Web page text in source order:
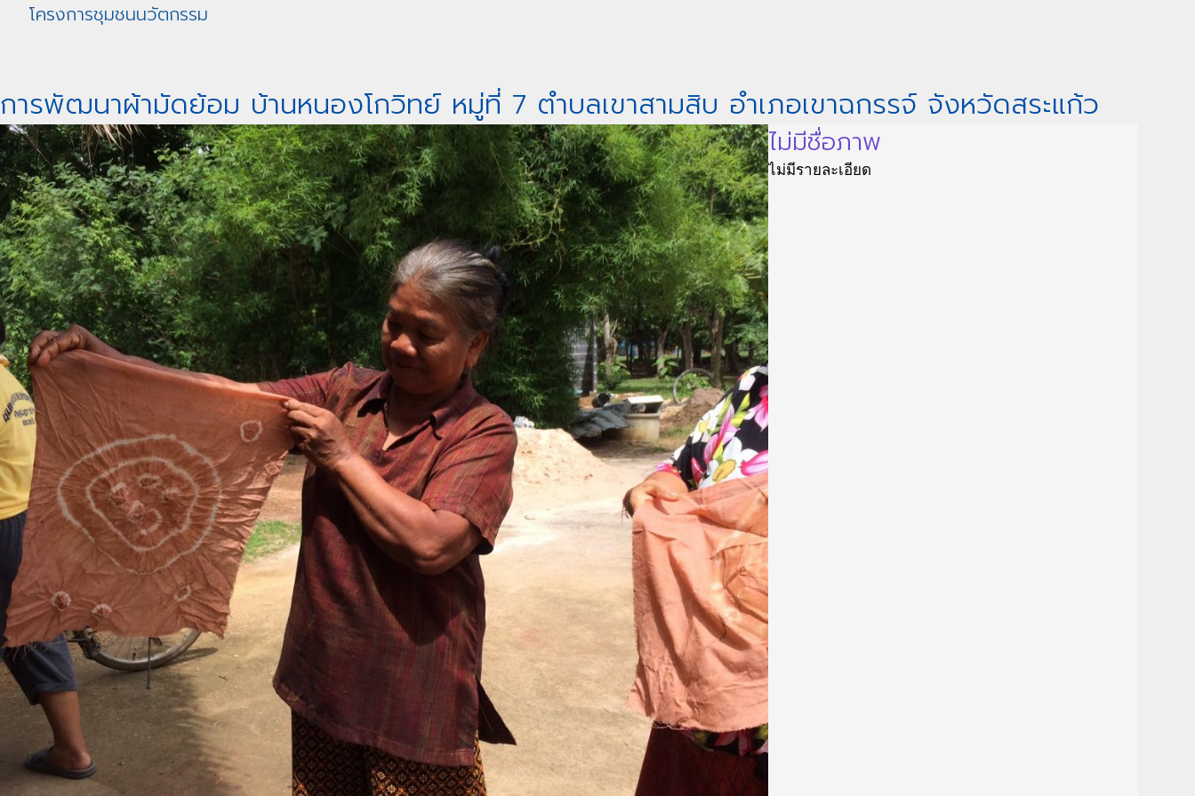
โครงการชุมชนนวัตกรรม
การพัฒนาผ้ามัดย้อม บ้านหนองโกวิทย์ หมู่ที่ 7 ตำบลเขาสามสิบ อำเภอเขาฉกรรจ์ จังหวัดสระแก้ว
ไม่มีชื่อภาพ
ไม่มีรายละเอียด